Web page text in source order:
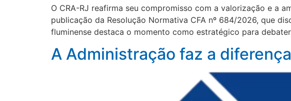
O CRA-RJ reafirma seu compromisso com a valorização e a
publicação da Resolução Normativa CFA nº 684/2026, que
fluminense destaca o momento como estratégico para
A Administração faz a diferença